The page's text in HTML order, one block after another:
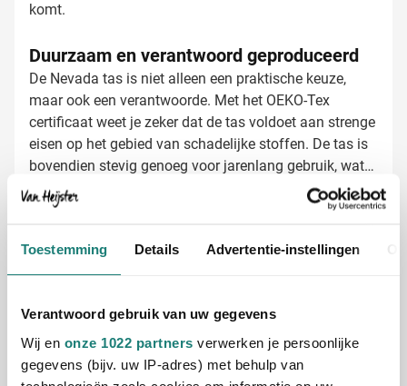
Toestemming Details Advertentie-instellingen
Verantwoord gebruik van uw gegevens
Wij en onze 1022 partners verwerken je persoonlijke
gegevens (bijv. uw IP-adres) met behulp van
komt.
Duurzaam en verantwoord geproduceerd
De Nevada tas is niet alleen een praktische keuze,
maar ook een verantwoorde. Met het OEKO-Tex
certificaat weet je zeker dat de tas voldoet aan strenge
eisen op het gebied van schadelijke stoffen. De tas is
bovendien stevig genoeg voor jarenlang gebruik, wat
wegwerpverpakkingen overbodig maakt.
Katoenen tas bedrukken met jouw logo
jouw katoenen tassen echte blikvangers. We bieden
verschillende mogelijkheden:
kleuren
Full color bedrukking voor maximale impact
Toevoegen van een pakkende slogan of tekst